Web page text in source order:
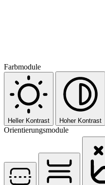
Farbmodule
Heller Kontrast Hoher Kontrast
Orientierungsmodule